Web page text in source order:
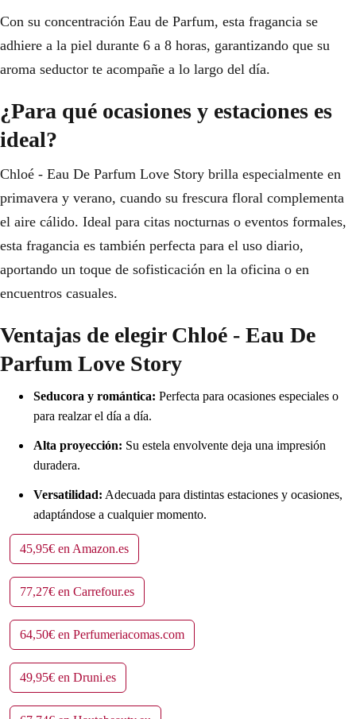
Con su concentración Eau de Parfum, esta fragancia se
adhiere a la piel durante 6 a 8 horas, garantizando que su
aroma seductor te acompañe a lo largo del día.
¿Para qué ocasiones y estaciones es
ideal?
Chloé - Eau De Parfum Love Story brilla especialmente en
primavera y verano, cuando su frescura floral complementa
el aire cálido. Ideal para citas nocturnas o eventos formales,
esta fragancia es también perfecta para el uso diario,
aportando un toque de sofisticación en la oficina o en
encuentros casuales.
Ventajas de elegir Chloé - Eau De
Parfum Love Story
Seducora y romántica: Perfecta para ocasiones especiales o
para realzar el día a día.
Alta proyección: Su estela envolvente deja una impresión
duradera.
Versatilidad: Adecuada para distintas estaciones y ocasiones,
adaptándose a cualquier momento.
45,95€ en Amazon.es
77,27€ en Carrefour.es
64,50€ en Perfumeriacomas.com
49,95€ en Druni.es